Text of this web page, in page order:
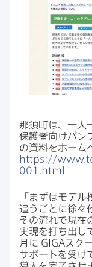
那須町は、​一人​
保護者向けパン
の​資料を​ホーム
https://www.
001
html
「まずは​モデ
追う​ごとに​徐々
その​流れで現
実現を​打ち出し
月に GIGAスク
サポートを​受け